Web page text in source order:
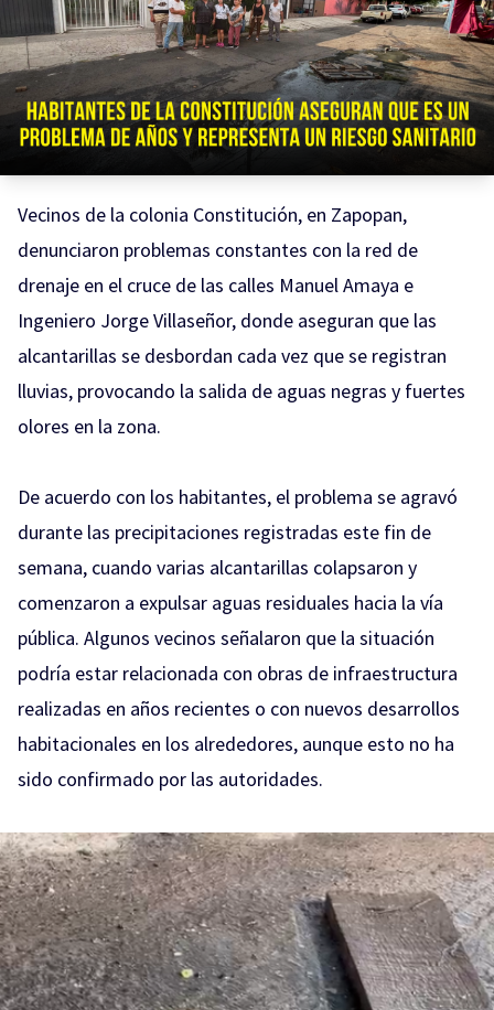
Vecinos de la colonia Constitución, en Zapopan,
denunciaron problemas constantes con la red de
drenaje en el cruce de las calles Manuel Amaya e
Ingeniero Jorge Villaseñor, donde aseguran que las
alcantarillas se desbordan cada vez que se registran
lluvias, provocando la salida de aguas negras y fuertes
olores en la zona.
De acuerdo con los habitantes, el problema se agravó
durante las precipitaciones registradas este fin de
semana, cuando varias alcantarillas colapsaron y
comenzaron a expulsar aguas residuales hacia la vía
pública. Algunos vecinos señalaron que la situación
podría estar relacionada con obras de infraestructura
realizadas en años recientes o con nuevos desarrollos
habitacionales en los alrededores, aunque esto no ha
sido confirmado por las autoridades.